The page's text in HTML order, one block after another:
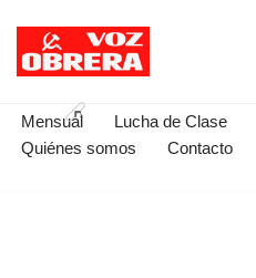
Saltar
contenido
Mensual Lucha de Clase
Quiénes somos
Contacto